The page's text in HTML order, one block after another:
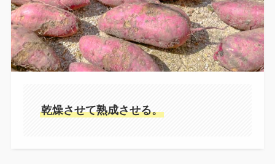
乾燥させて熟成させる。